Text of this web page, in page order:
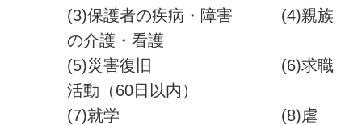
(3)保護者の疾病・障害 (4)親族
の介護・看護
(5)災害復旧 (6)求職
活動（60日以内）
(7)就学 (8)虐